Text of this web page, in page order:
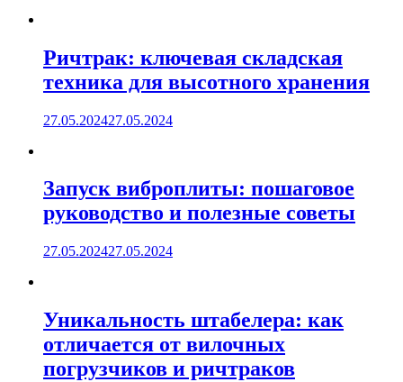
Ричтрак: ключевая складская
техника для высотного хранения
27.05.202427.05.2024
Запуск виброплиты: пошаговое
руководство и полезные советы
27.05.202427.05.2024
Уникальность штабелера: как
отличается от вилочных
погрузчиков и ричтраков